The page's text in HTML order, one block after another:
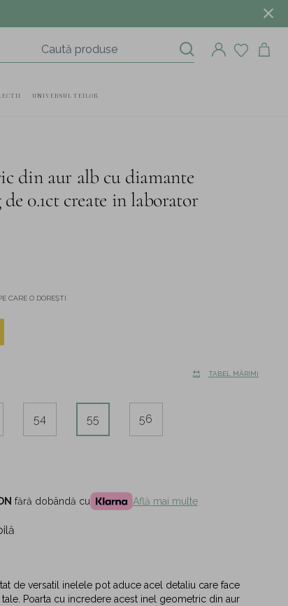
UNIVERSUL TEILOR
din aur alb cu diamante
0.1ct create in laborator
CARE O DOREȘTI
TABEL MĂRIMI
54 55 56
fără dobândă cu Află mai multe
de versatil inelele pot aduce acel detaliu care face
Poarta cu incredere acest inel geometric din aur